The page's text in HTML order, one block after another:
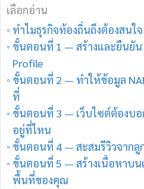
เลือกอ่าน
ทำไมธุรกิจท้องถิ่นถึงต้องสนใจ
ขั้นตอนที่ 1 — สร้างและยืนยัน
Profile
ขั้นตอนที่ 2 — ทำให้ข้อมูล
ที่
ขั้นตอนที่ 3 — เว็บไซต์ต้องบอ
อยู่ที่ไหน
ขั้นตอนที่ 4 — สะสมรีวิวจากลู
ขั้นตอนที่ 5 — สร้างเนื้อหาบน
พื้นที่ของคุณ